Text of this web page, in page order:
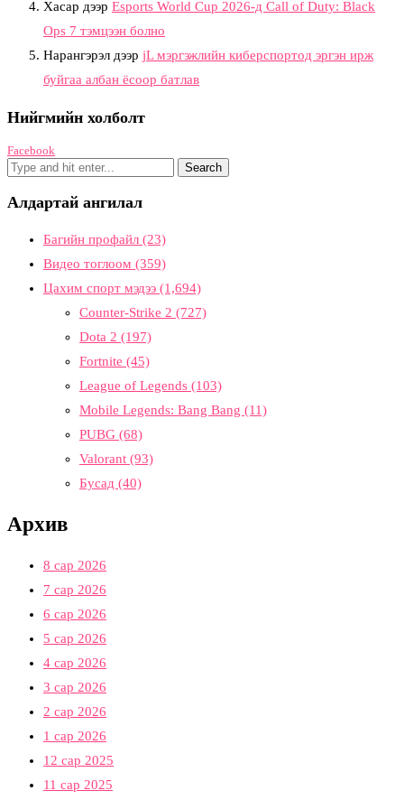
Хасар дээр Esports World Cup 2026-д Call of Duty: Black
Ops 7 тэмцээн болно
Нарангэрэл дээр jL мэргэжлийн киберспортод эргэн ирж
буйгаа албан ёсоор батлав
Нийгмийн холболт
Facebook
Алдартай ангилал
Багийн профайл (23)
Видео тоглоом (359)
Цахим спорт мэдээ (1,694)
Counter-Strike 2 (727)
Dota 2 (197)
Fortnite (45)
League of Legends (103)
Mobile Legends: Bang Bang (11)
PUBG (68)
Valorant (93)
Бусад (40)
Архив
8 сар 2026
7 сар 2026
6 сар 2026
5 сар 2026
4 сар 2026
3 сар 2026
2 сар 2026
1 сар 2026
12 сар 2025
11 сар 2025